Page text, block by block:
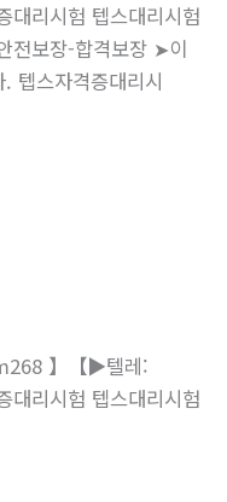
리시험 텝스대리시험
전보장-합격보장 ➤이
텝스자격증대리시
】【▶텔레:
리시험 텝스대리시험